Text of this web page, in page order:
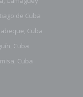
de Cuba
Cuba
Cuba
Cuba